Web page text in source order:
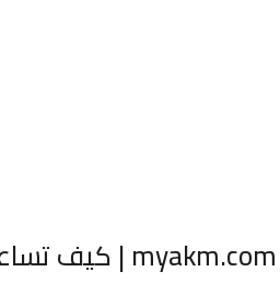
myakm.com | كيف تساعدك الخراطة في تحسين جودة الإنتاج الصناعي